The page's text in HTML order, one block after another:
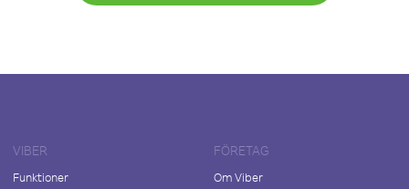
VIBER
Funktioner
FÖRETAG
Om Viber